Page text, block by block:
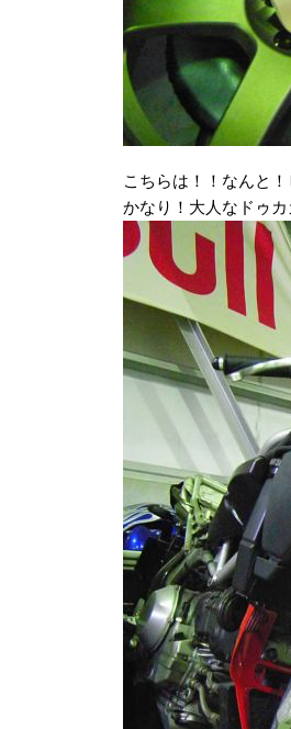
こちらは！！なんと
かなり！大人なドゥ